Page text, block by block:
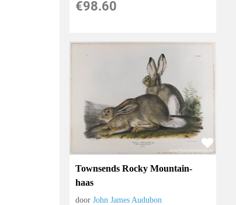
€98.60
Townsends Rocky Mountain-
haas
doorJohn James Audubon